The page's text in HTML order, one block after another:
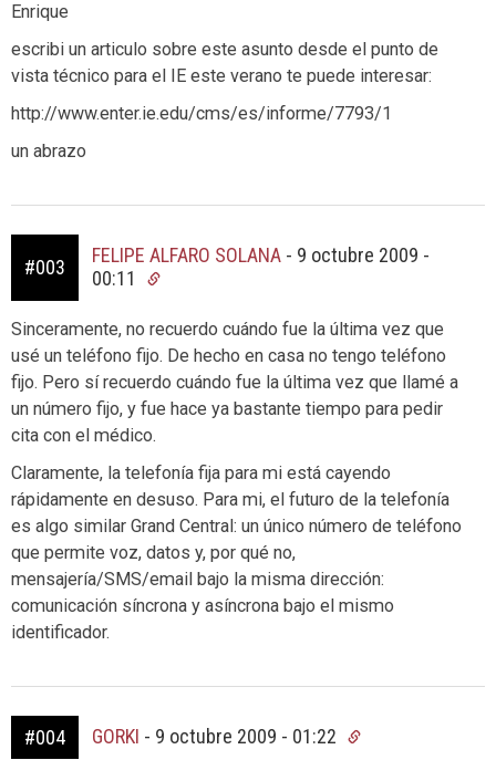
Enrique
escribi un articulo sobre este asunto desde el punto de
vista técnico para el IE este verano te puede interesar:
http://www.enter.ie.edu/cms/es/informe/7793/1
un abrazo
#003
FELIPE ALFARO SOLANA - 9 octubre 2009 -
00:11
Sinceramente, no recuerdo cuándo fue la última vez que
usé un teléfono fijo. De hecho en casa no tengo teléfono
fijo. Pero sí recuerdo cuándo fue la última vez que llamé a
un número fijo, y fue hace ya bastante tiempo para pedir
cita con el médico.
Claramente, la telefonía fija para mi está cayendo
rápidamente en desuso. Para mi, el futuro de la telefonía
es algo similar Grand Central: un único número de teléfono
que permite voz, datos y, por qué no,
mensajería/SMS/email bajo la misma dirección:
comunicación síncrona y asíncrona bajo el mismo
identificador.
#004 GORKI - 9 octubre 2009 - 01:22